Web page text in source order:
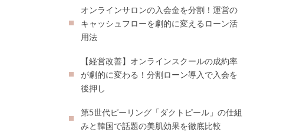
オンラインサロンの入会金を分割！運営の
キャッシュフローを劇的に変えるローン活
用法
【経営改善】オンラインスクールの成約率
が劇的に変わる！分割ローン導入で入会を
後押し
第5世代ピーリング「ダクトピール」の仕組
みと韓国で話題の美肌効果を徹底比較